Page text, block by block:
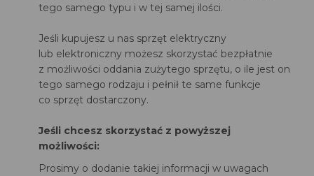
tego samego typu i w tej samej ilości.
Jeśli kupujesz u nas sprzęt elektryczny
lub elektroniczny możesz skorzystać bezpłatnie
z możliwości oddania zużytego sprzętu, o ile jest on
tego samego rodzaju i pełnił te same funkcje
co sprzęt dostarczony.
Jeśli chcesz skorzystać z powyższej
możliwości:
Prosimy o dodanie takiej informacji w uwagach